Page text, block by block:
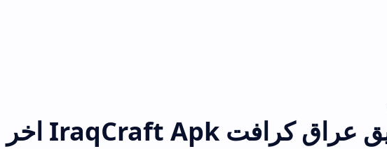
تحميل تطبيق عراق كرافت IraqCraft Apk اخر